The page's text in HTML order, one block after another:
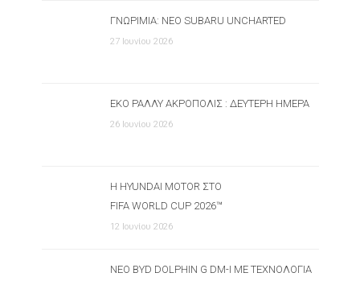
ΓΝΩΡΙΜΊΑ: ΝΈΟ SUBARU UNCHARTED
27 Ιουνίου 2026
ΕΚΟ ΡΆΛΛΥ ΑΚΡΌΠΟΛΙΣ : ΔΕΎΤΕΡΗ ΗΜΈΡΑ
26 Ιουνίου 2026
Η HYUNDAI MOTOR ΣΤΟ
FIFA WORLD CUP 2026™
12 Ιουνίου 2026
ΝΈΟ BYD DOLPHIN G DM-I ΜΕ ΤΕΧΝΟΛΟΓΊΑ